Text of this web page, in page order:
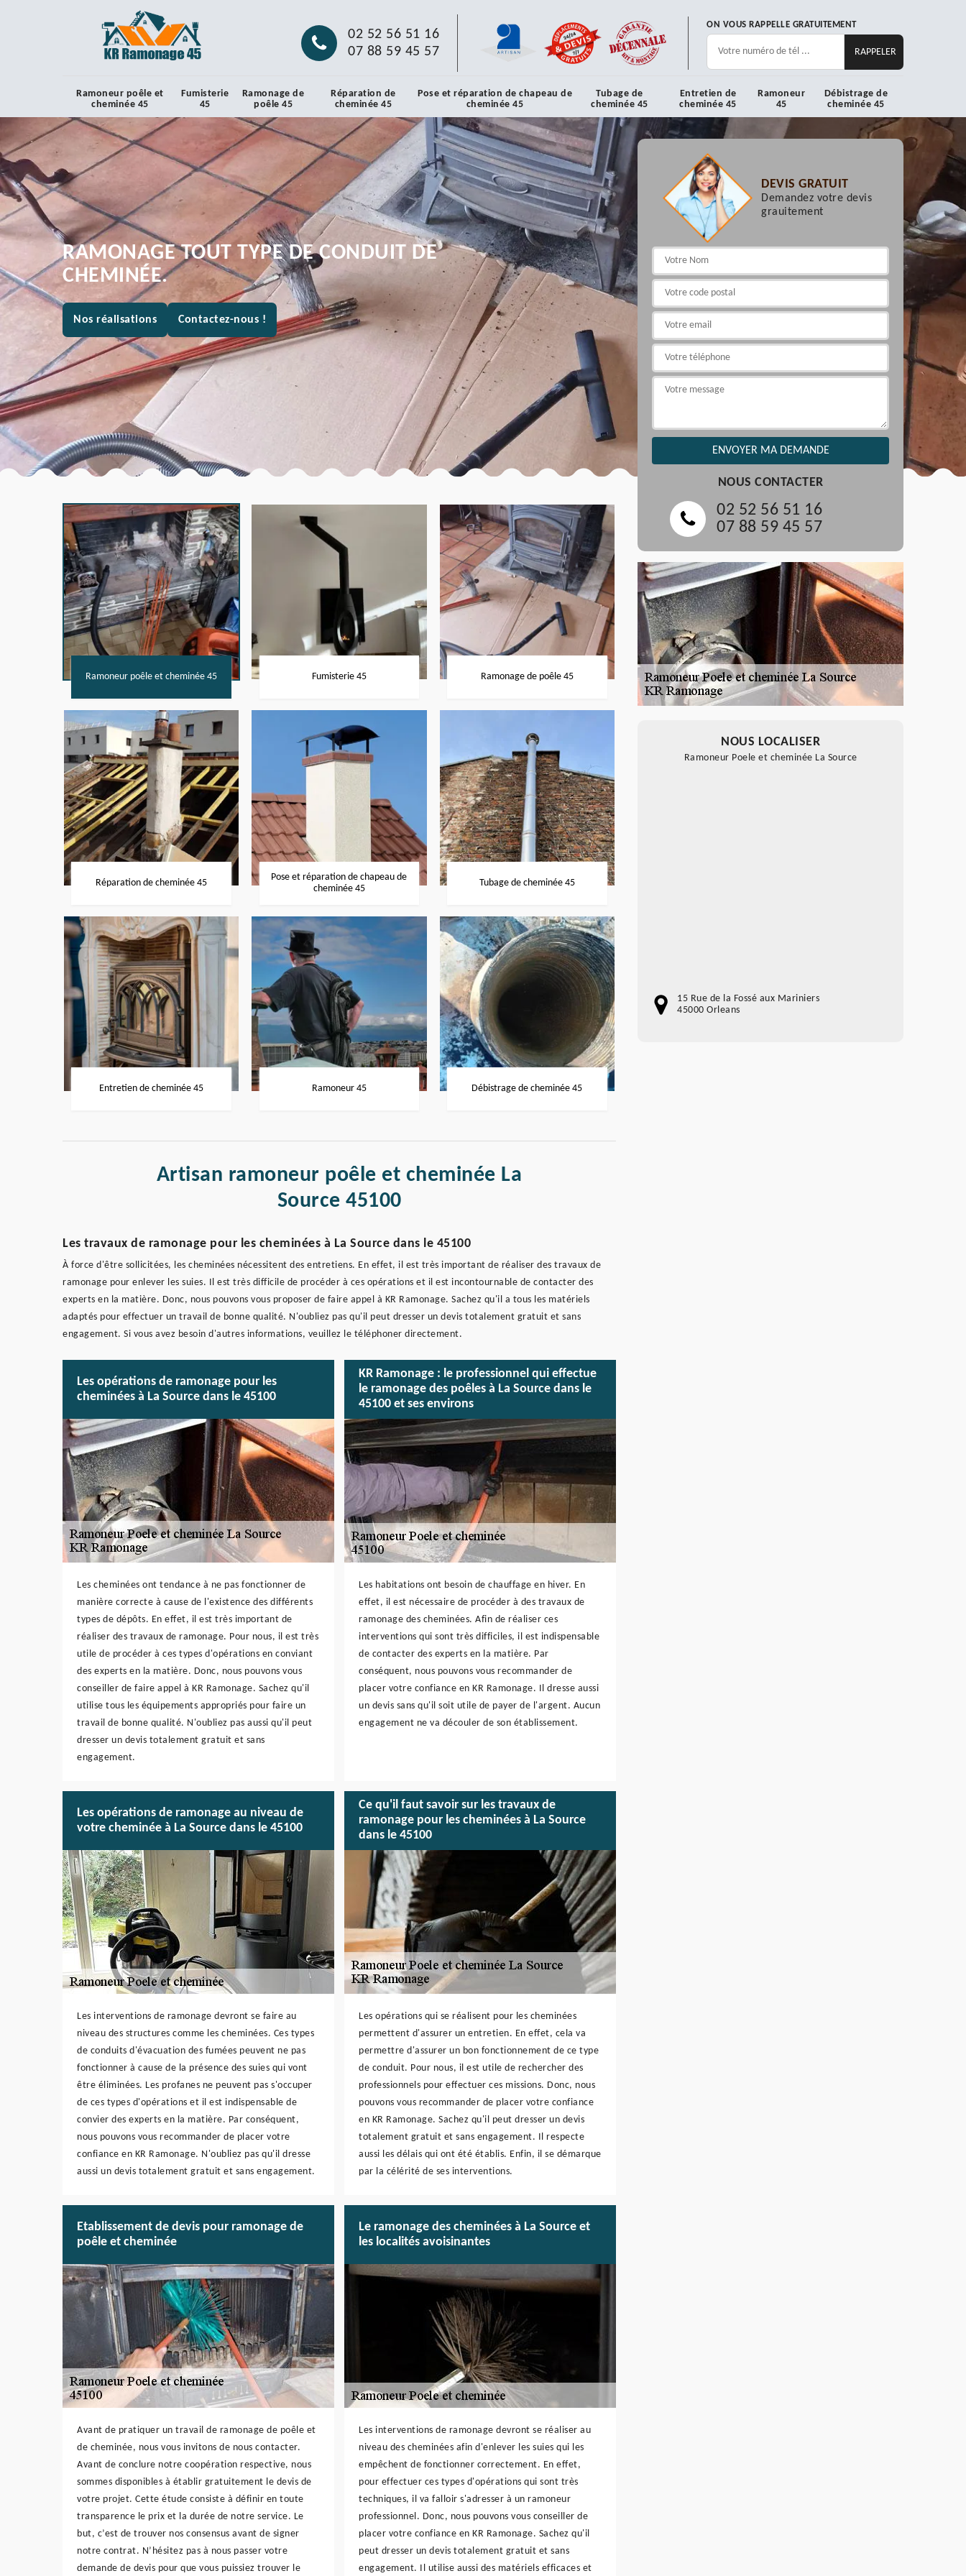
02 52 56 51 16
07 88 59 45 57
ON VOUS RAPPELLE GRATUITEMENT
Ramoneur poêle et
cheminée 45
Fumisterie
45
Ramonage de
poêle 45
Réparation de
cheminée 45
Pose et réparation de chapeau de
cheminée 45
Tubage de
cheminée 45
Entretien de
cheminée 45
Ramoneur
45
Débistrage de
cheminée 45
RAMONAGE TOUT TYPE DE CONDUIT DE
CHEMINÉE.
Nos réalisations Contactez-nous !
Ramoneur poêle et cheminée 45 Fumisterie 45 Ramonage de poêle 45
Réparation de cheminée 45
Pose et réparation de chapeau de
cheminée 45
Tubage de cheminée 45
Entretien de cheminée 45 Ramoneur 45 Débistrage de cheminée 45
Artisan ramoneur poêle et cheminée La
Source 45100
Les travaux de ramonage pour les cheminées à La Source dans le 45100
À force d'être sollicitées, les cheminées nécessitent des entretiens. En effet, il est très important de réaliser des travaux de
ramonage pour enlever les suies. Il est très difficile de procéder à ces opérations et il est incontournable de contacter des
experts en la matière. Donc, nous pouvons vous proposer de faire appel à KR Ramonage. Sachez qu'il a tous les matériels
adaptés pour effectuer un travail de bonne qualité. N'oubliez pas qu'il peut dresser un devis totalement gratuit et sans
engagement. Si vous avez besoin d'autres informations, veuillez le téléphoner directement.
Les opérations de ramonage pour les
cheminées à La Source dans le 45100
Les cheminées ont tendance à ne pas fonctionner de
manière correcte à cause de l'existence des différents
types de dépôts. En effet, il est très important de
réaliser des travaux de ramonage. Pour nous, il est très
utile de procéder à ces types d'opérations en conviant
des experts en la matière. Donc, nous pouvons vous
conseiller de faire appel à KR Ramonage. Sachez qu'il
utilise tous les équipements appropriés pour faire un
travail de bonne qualité. N'oubliez pas aussi qu'il peut
dresser un devis totalement gratuit et sans
engagement.
KR Ramonage : le professionnel qui effectue
le ramonage des poêles à La Source dans le
45100 et ses environs
Les habitations ont besoin de chauffage en hiver. En
effet, il est nécessaire de procéder à des travaux de
ramonage des cheminées. Afin de réaliser ces
interventions qui sont très difficiles, il est indispensable
de contacter des experts en la matière. Par
conséquent, nous pouvons vous recommander de
placer votre confiance en KR Ramonage. Il dresse aussi
un devis sans qu'il soit utile de payer de l'argent. Aucun
engagement ne va découler de son établissement.
Les opérations de ramonage au niveau de
votre cheminée à La Source dans le 45100
Les interventions de ramonage devront se faire au
niveau des structures comme les cheminées. Ces types
de conduits d'évacuation des fumées peuvent ne pas
fonctionner à cause de la présence des suies qui vont
être éliminées. Les profanes ne peuvent pas s'occuper
de ces types d'opérations et il est indispensable de
convier des experts en la matière. Par conséquent,
nous pouvons vous recommander de placer votre
confiance en KR Ramonage. N'oubliez pas qu'il dresse
aussi un devis totalement gratuit et sans engagement.
Ce qu'il faut savoir sur les travaux de
ramonage pour les cheminées à La Source
dans le 45100
Les opérations qui se réalisent pour les cheminées
permettent d'assurer un entretien. En effet, cela va
permettre d'assurer un bon fonctionnement de ce type
de conduit. Pour nous, il est utile de rechercher des
professionnels pour effectuer ces missions. Donc, nous
pouvons vous recommander de placer votre confiance
en KR Ramonage. Sachez qu'il peut dresser un devis
totalement gratuit et sans engagement. Il respecte
aussi les délais qui ont été établis. Enfin, il se démarque
par la célérité de ses interventions.
Etablissement de devis pour ramonage de
poêle et cheminée
Avant de pratiquer un travail de ramonage de poêle et
de cheminée, nous vous invitons de nous contacter.
Avant de conclure notre coopération respective, nous
sommes disponibles à établir gratuitement le devis de
votre projet. Cette étude consiste à définir en toute
transparence le prix et la durée de notre service. Le
but, c’est de trouver nos consensus avant de signer
notre contrat. N’hésitez pas à nous passer votre
demande de devis pour que vous puissiez trouver le
Le ramonage des cheminées à La Source et
les localités avoisinantes
Les interventions de ramonage devront se réaliser au
niveau des cheminées afin d'enlever les suies qui les
empêchent de fonctionner correctement. En effet,
pour effectuer ces types d'opérations qui sont très
techniques, il va falloir s'adresser à un ramoneur
professionnel. Donc, nous pouvons vous conseiller de
placer votre confiance en KR Ramonage. Sachez qu'il
peut dresser un devis totalement gratuit et sans
engagement. Il utilise aussi des matériels efficaces et
DEVIS GRATUIT
Demandez votre devis
grauitement
NOUS CONTACTER
02 52 56 51 16
07 88 59 45 57
NOUS LOCALISER
Ramoneur Poele et cheminée La Source
15 Rue de la Fossé aux Mariniers
45000 Orleans